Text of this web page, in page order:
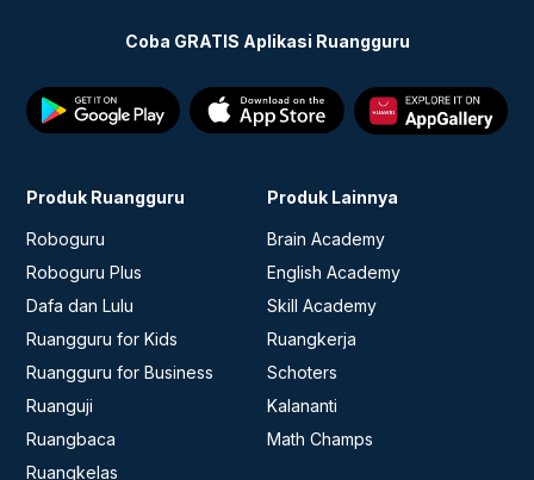
Coba GRATIS Aplikasi Ruangguru
Produk Ruangguru
Roboguru
Roboguru Plus
Dafa dan Lulu
Ruangguru for Kids
Ruangguru for Business
Ruanguji
Ruangbaca
Ruangkelas
Produk Lainnya
Brain Academy
English Academy
Skill Academy
Ruangkerja
Schoters
Kalananti
Math Champs